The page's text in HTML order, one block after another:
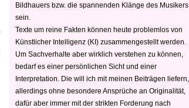
Bildhauers bzw. die spannenden Klänge des Musikers
sein.
Texte um reine Fakten können heute problemlos von
Künstlicher Intelligenz (KI) zusammengestellt werden.
Um Sachverhalte aber wirklich verstehen zu können,
bedarf es einer persönlichen Sicht und einer
Interpretation. Die will ich mit meinen Beiträgen liefern,
allerdings ohne besondere Ansprüche an Originalität,
dafür aber immer mit der strikten Forderung nach